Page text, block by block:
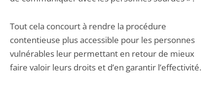
Tout cela concourt à rendre la procédure
contentieuse plus accessible pour les personnes
vulnérables leur permettant en retour de mieux
faire valoir leurs droits et d’en garantir l’effectivité.